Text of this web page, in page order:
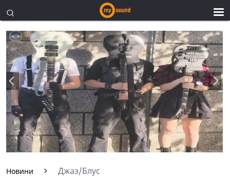
Новини Джаз/Блус